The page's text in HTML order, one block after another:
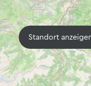
Standort